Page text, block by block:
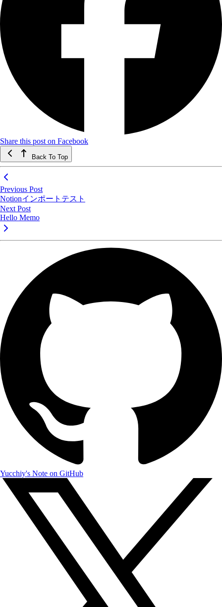
Share this post on Facebook
Back To Top
Previous Post
Notionインポートテスト
Next Post
Hello Memo
Yucchiy's Note on GitHub